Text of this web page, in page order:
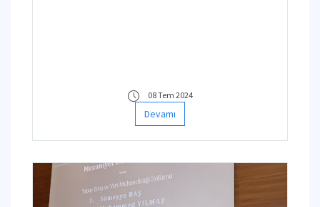
08 Tem 2024
Devamı